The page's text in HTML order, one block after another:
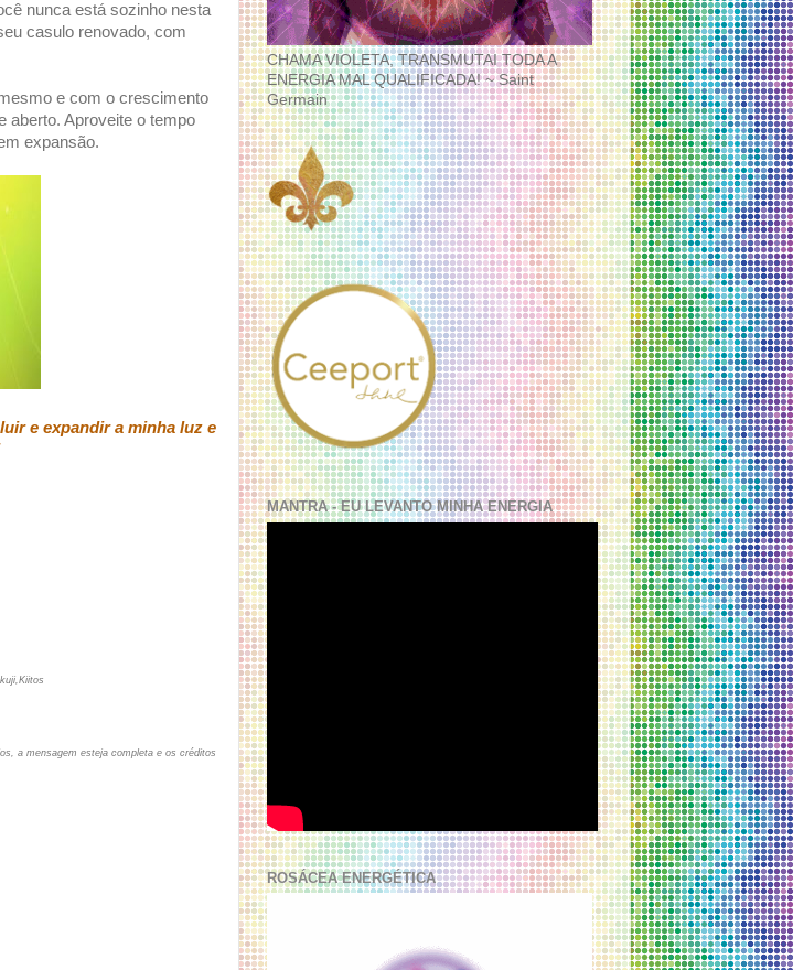
nunca está sozinho nesta
casulo renovado, com
e com o crescimento
aberto. Aproveite o tempo
expansão.
e expandir a minha luz e
a mensagem esteja completa e os créditos
CHAMA VIOLETA, TRANSMUTAI TODA A
ENERGIA MAL QUALIFICADA! ~ Saint
Germain
MANTRA - EU LEVANTO MINHA ENERGIA
ROSÁCEA ENERGÉTICA